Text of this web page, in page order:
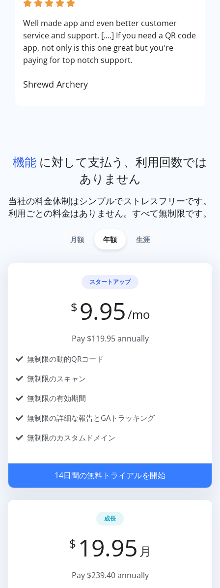
Well made app and even better customer
service and support. [....] If you need a QR code
app, not only is this one great but you're
paying for top notch support.
Shrewd Archery
機能 に対して支払う、利用回数では
ありません
当社の料金体制はシンプルでストレスフリーです。
利用ごとの料金はありません。すべて無制限です。
月額 年額 生涯
スタートアップ
$ 9.95/mo
Pay $119.95 annually
無制限の動的QRコード
無制限のスキャン
無制限の有効期間
無制限の詳細な報告とGAトラッキング
無制限のカスタムドメイン
14日間の無料トライアルを開始
成長
$ 19.95 月
Pay $239.40 annually